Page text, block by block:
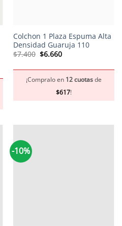
Colchon 1 Plaza Espuma Alta
Densidad Guaruja 110
$7.400 El
precio
era:
$7.400.
$6.660El
precio
es:
$6.660.
¡Compralo en 12 cuotasde
$617!
-10%